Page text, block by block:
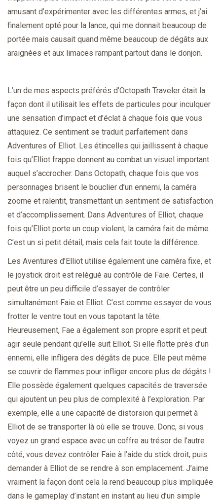
amusant d’expérimenter avec les différentes armes, et j’ai
finalement opté pour la lance, qui me donnait beaucoup de
portée mais causait quand même beaucoup de dégâts aux
araignées et aux limaces rampant partout dans le donjon.
L’un de mes aspects préférés d’Octopath Traveler était la
façon dont il utilisait les effets de particules pour inculquer
une sensation d’impact et d’éclat à chaque fois que vous
attaquiez. Ce sentiment se traduit parfaitement dans
Adventures of Elliot. Les étincelles qui jaillissent à chaque
fois qu’Elliot frappe donnent au combat un visuel important
auquel s’accrocher. Dans Octopath, chaque fois que vos
personnages brisent le bouclier d’un ennemi, la caméra
zoome et ralentit, transmettant un sentiment de satisfaction
et d’accomplissement. Dans Adventures of Elliot, chaque
fois qu’Elliot porte un coup violent, la caméra fait de même.
C’est un si petit détail, mais cela fait toute la différence.
Les Aventures d’Elliot utilise également une caméra fixe, et
le joystick droit est relégué au contrôle de Faie. Certes, il
peut être un peu difficile d’essayer de contrôler
simultanément Faie et Elliot. C’est comme essayer de vous
frotter le ventre tout en vous tapotant la tête.
Heureusement, Fae a également son propre esprit et peut
agir seule pendant qu’elle suit Elliot. Si elle flotte près d’un
ennemi, elle infligera des dégâts de puce. Elle peut même
se couvrir de flammes pour infliger encore plus de dégâts !
Elle possède également quelques capacités de traversée
qui ajoutent un peu plus de complexité à l’exploration. Par
exemple, elle a une capacité de distorsion qui permet à
Elliot de se transporter là où elle se trouve. Donc, si vous
voyez un grand espace avec un coffre au trésor de l’autre
côté, vous devez contrôler Faie à l’aide du stick droit, puis
demander à Elliot de se rendre à son emplacement. J’aime
vraiment la façon dont cela la rend beaucoup plus impliquée
dans le gameplay d’instant en instant au lieu d’un simple